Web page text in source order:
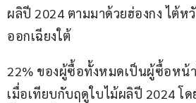
ผลิปี 2024 ตามมาด้วยฮ่องกง ไต้ห
ออกเฉียงใต้
22% ของผู้ซื้อทั้งหมดเป็นผู้ซื้อหน้
เมื่อเทียบกับฤดูใบไม้ผลิปี 2024 โ